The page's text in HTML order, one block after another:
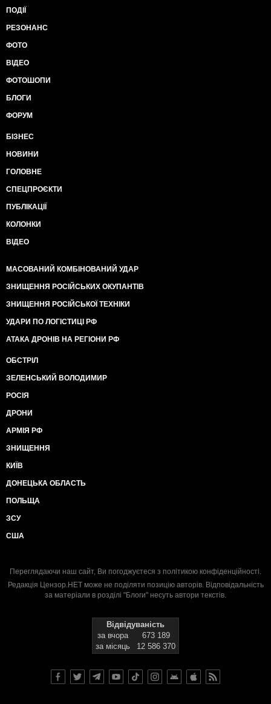
ПОДІЇ
РЕЗОНАНС
ФОТО
ВІДЕО
ФОТОШОПИ
БЛОГИ
ФОРУМ
БІЗНЕС
НОВИНИ
ГОЛОВНЕ
СПЕЦПРОЄКТИ
ПУБЛІКАЦІЇ
КОЛОНКИ
ВІДЕО
МАСОВАНИЙ КОМБІНОВАНИЙ УДАР
ЗНИЩЕННЯ РОСІЙСЬКИХ ОКУПАНТІВ
ЗНИЩЕННЯ РОСІЙСЬКОЇ ТЕХНІКИ
УДАРИ ПО ЛОГІСТИЦІ РФ
АТАКА ДРОНІВ НА РЕГІОНИ РФ
ОБСТРІЛ
ЗЕЛЕНСЬКИЙ ВОЛОДИМИР
РОСІЯ
ДРОНИ
АРМІЯ РФ
ЗНИЩЕННЯ
КИЇВ
ДОНЕЦЬКА ОБЛАСТЬ
ПОЛЬЩА
ЗСУ
США
Переглядаючи наш сайт, Ви погоджуєтеся з політикою конфіденційності.
Редакція Цензор.НЕТ може не поділяти позицію авторів. Відповідальність
за матеріали в розділі "Блоги" несуть автори текстів.
Відвідуваність
за вчора
673 189
за місяць
12 586 370